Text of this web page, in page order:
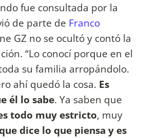
fue consultada por la
de parte de Franco
GZ no se ocultó y contó la
“Lo conocí porque en el
su familia arropándolo.
ahí quedó la cosa. Es
él lo sabe. Ya saben que
todo muy estricto, muy
dice lo que piensa y es